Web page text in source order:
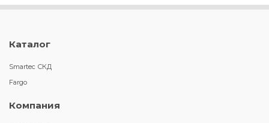
Каталог
Smartec СКД
Fargo
Компания